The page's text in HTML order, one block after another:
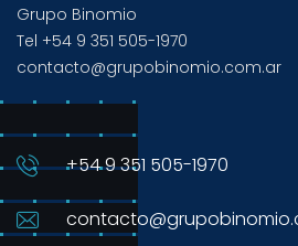
Grupo Binomio
Tel +54 9 351 505-1970
contacto@grupobinomio.com.ar
+54 9 351 505-1970